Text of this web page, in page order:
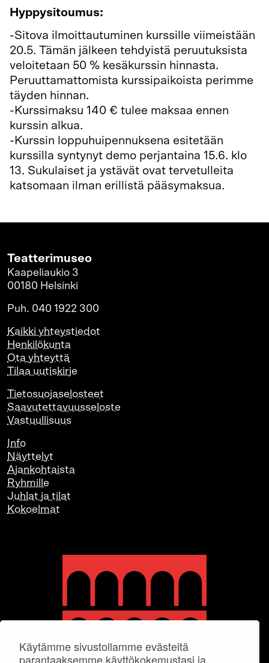
Käytämme sivustollamme evästeitä
parantaaksemme käyttökokemustasi ja
Hyppysitoumus:
-Sitova ilmoittautuminen kurssille viimeistään
20.5. Tämän jälkeen tehdyistä peruutuksista
veloitetaan 50 % kesäkurssin hinnasta.
Peruuttamattomista kurssipaikoista perimme
täyden hinnan.
-Kurssimaksu 140 € tulee maksaa ennen
kurssin alkua.
-Kurssin loppuhuipennuksena esitetään
kurssilla syntynyt demo perjantaina 15.6. klo
13. Sukulaiset ja ystävät ovat tervetulleita
katsomaan ilman erillistä pääsymaksua.
Teatterimuseo
Kaapeliaukio 3
00180 Helsinki
Puh. 040 1922 300
Kaikki yhteystiedot
Henkilökunta
Ota yhteyttä
Tilaa uutiskirje
Tietosuojaselosteet
Saavutettavuusseloste
Vastuullisuus
Info
Näyttelyt
Ajankohtaista
Ryhmille
Juhlat ja tilat
Kokoelmat